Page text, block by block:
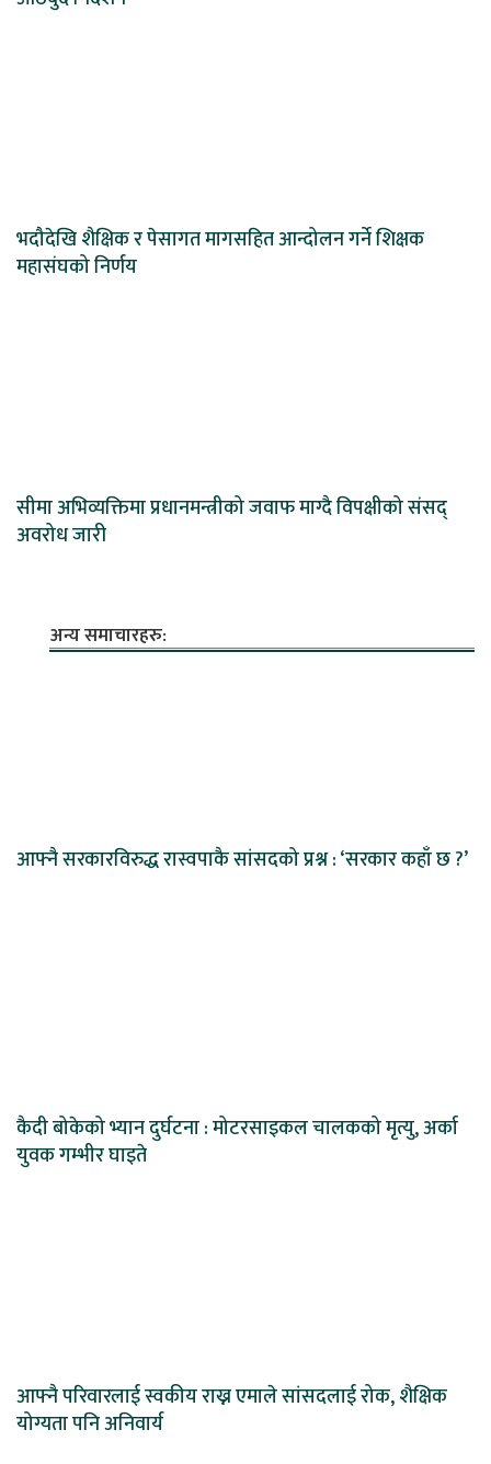
भदौदेखि शैक्षिक र पेसागत मागसहित आन्दोलन गर्ने शिक्षक
महासंघको निर्णय
सीमा अभिव्यक्तिमा प्रधानमन्त्रीको जवाफ माग्दै विपक्षीको संसद्
अवरोध जारी
अन्य समाचारहरु:
आफ्नै सरकारविरुद्ध रास्वपाकै सांसदको प्रश्न : ‘सरकार कहाँ छ ?’
कैदी बोकेको भ्यान दुर्घटना : मोटरसाइकल चालकको मृत्यु, अर्का
युवक गम्भीर घाइते
आफ्नै परिवारलाई स्वकीय राख्न एमाले सांसदलाई रोक, शैक्षिक
योग्यता पनि अनिवार्य